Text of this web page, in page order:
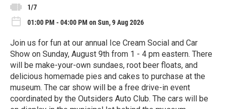
1/7
01:00 PM - 04:00 PM on Sun, 9 Aug 2026
Join us for fun at our annual Ice Cream Social and Car
Show on Sunday, August 9th from 1 - 4 pm eastern. There
will be make-your-own sundaes, root beer floats, and
delicious homemade pies and cakes to purchase at the
museum. The car show will be a free drive-in event
coordinated by the Outsiders Auto Club. The cars will be